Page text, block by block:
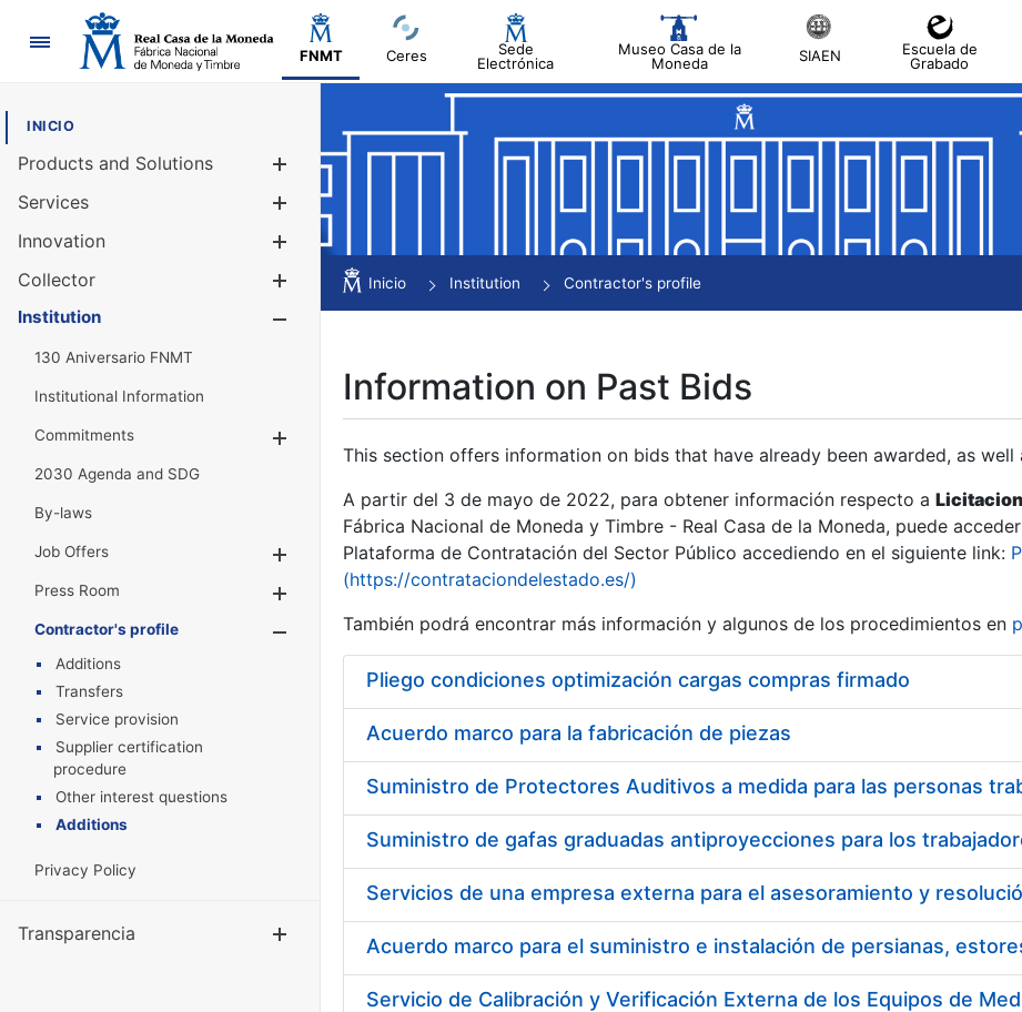
Navigation
FNMT Ceres
Sede
Electrónica
Museo Casa de la
Moneda
SIAEN
Escuela de
Grabado
INICIO
Products and Solutions
Services
Innovation
Collector
Show/Hide
Institution
130 Aniversario FNMT
Institutional Information
Commitments
2030 Agenda and SDG
By-laws
Job Offers
Show/Hide
Press Room
Show/Hide
Contractor's profile
Show/Hide
Additions
Transfers
Service provision
Supplier certification
procedure
Other interest questions
Additions
Privacy Policy
Transparencia Show/Hide
Inicio Institution Contractor's profile
Information on Past Bids
This section offers information on bids that have already been awarded, as
A partir del 3 de mayo de 2022, para obtener información respecto a
Fábrica Nacional de Moneda y Timbre - Real Casa de la Moneda, puede
Plataforma de Contratación del Sector Público accediendo en el siguiente link:
(https://contrataciondelestado.es/)
También podrá encontrar más información y algunos de los procedimientos en
Pliego condiciones optimización cargas compras firmado
Acuerdo marco para la fabricación de piezas
Acuerdo marco para el suministro e instalación de persianas,